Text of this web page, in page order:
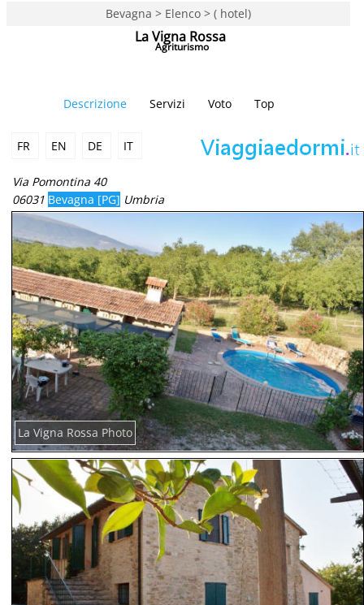
Bevagna > Elenco > ( hotel)
La Vigna Rossa
Agriturismo
Descrizione Servizi Voto Top
FR EN DE IT
Via Pomontina 40
06031 Bevagna [PG] Umbria
La Vigna Rossa Photo